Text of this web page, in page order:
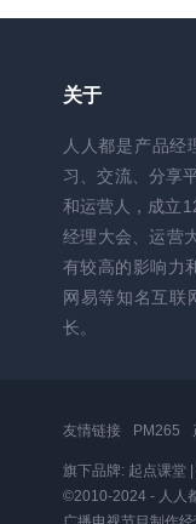
关于
人人都是产品经
习、交流、分享
和运营人，成立
经理大会、运营
有较高的影响力
网易等知名互联
长。
友情链接 PM265
旗下品牌: 起点课堂
©2010-2024 - 人人